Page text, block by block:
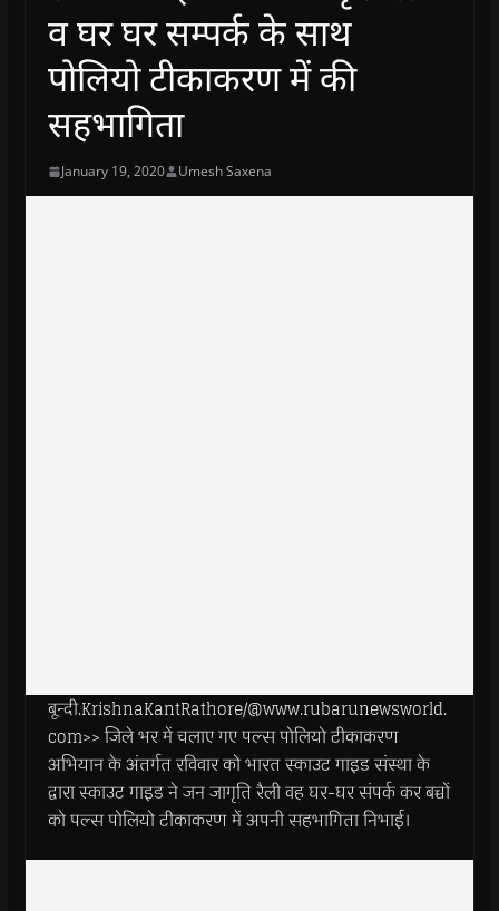
व घर घर सम्पर्क के साथ
पोलियो टीकाकरण में की
सहभागिता
January 19, 2020 Umesh Saxena
बून्दी.KrishnaKantRathore/@www.rubarunewsworld.
com>> जिले भर में चलाए गए पल्स पोलियो टीकाकरण
अभियान के अंतर्गत रविवार को भारत स्काउट गाइड संस्था के
द्वारा स्काउट गाइड ने जन जागृति रैली वह घर-घर संपर्क कर बच्चों
को पल्स पोलियो टीकाकरण में अपनी सहभागिता निभाई।